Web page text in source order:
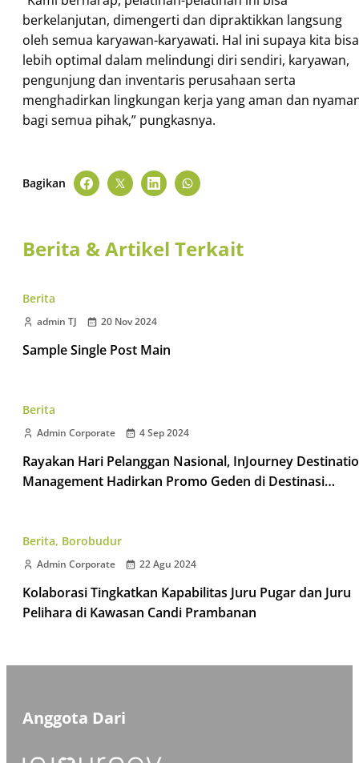
berkelanjutan, dimengerti dan dipraktikkan langsung
oleh semua karyawan-karyawati. Hal ini supaya kita bisa
lebih optimal dalam melindungi diri sendiri, karyawan,
pengunjung dan inventaris perusahaan serta
menghadirkan lingkungan kerja yang aman dan
bagi semua pihak,” pungkasnya.
Bagikan
Berita & Artikel Terkait
Berita
admin TJ 20 Nov 2024
Sample Single Post Main
Berita
Admin Corporate 4 Sep 2024
Rayakan Hari Pelanggan Nasional, InJourney
Management Hadirkan Promo Geden di Destinasi
Berita, Borobudur
Admin Corporate 22 Agu 2024
Kolaborasi Tingkatkan Kapabilitas Juru Pugar dan Juru
Pelihara di Kawasan Candi Prambanan
Anggota Dari